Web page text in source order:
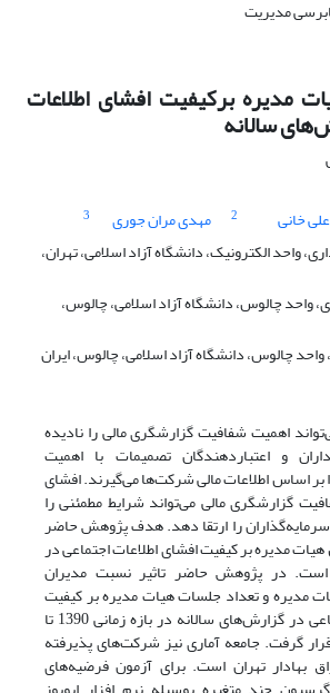
مدیره برکیفیت افشای اطلاعات
سالانه
خانی 2 مهدی مران جوری
3
واحد الکترونیک، دانشگاه آزاد اسلامی، تهران،
واحد چالوس، دانشگاه آزاد اسلامی، چالوس،
چالوس، دانشگاه آزاد اسلامی، چالوس، ایران
اهمیت شفافیت گزارشگری مالی را نادیده
و اعتباردهندگان تصمیمات با اهمیت
بر اساس اطلاعات مالی شرکت‌ها می‌گیرند. افشای
گزارشگری مالی می‌تواند شرایط مطمئنی را
سرمایه‌گذاران را ارتقا دهد. هدف پژوهش حاضر
هیات مدیره بر کیفیت افشای اطلاعات اجتماعی در
است. در پژوهش حاضر تاثیر نسبت مدیران
مدیره و تعداد جلسات هیات مدیره بر کیفیت
افشای اطلاعات اجتماعی در گزارش‌های سالانه در بازه زمانی 1390 تا
قرار گرفت. جامعه آماری نیز شرکت‌های پذیرفته
بهادار تهران است. برای آزمون فرضیه‌های